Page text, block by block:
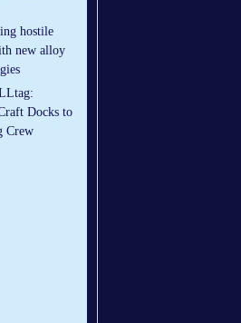
hostile
new alloy
Docks to
Crew